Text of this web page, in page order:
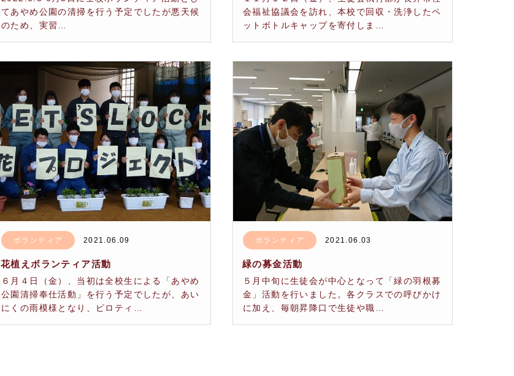
てあやめ公園の清掃を行う予定でしたが悪天候
のため、実習…
会福祉協議会を訪れ、本校で回収・洗浄したペ
ットボトルキャップを寄付しま…
ボランティア 2021.06.09
花植えボランティア活動
６月４日（金）、当初は全校生による「あやめ
公園清掃奉仕活動」を行う予定でしたが、あい
にくの雨模様となり、ピロティ…
ボランティア 2021.06.03
緑の募金活動
５月中旬に生徒会が中心となって「緑の羽根募
金」活動を行いました。各クラスでの呼びかけ
に加え、毎朝昇降口で生徒や職…